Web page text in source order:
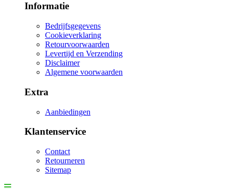
Informatie
Bedrijfsgegevens
Cookieverklaring
Retourvoorwaarden
Levertijd en Verzending
Disclaimer
Algemene voorwaarden
Extra
Aanbiedingen
Klantenservice
Contact
Retourneren
Sitemap